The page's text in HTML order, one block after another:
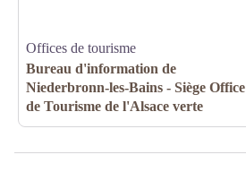
Offices de tourisme
Bureau d'information de
Niederbronn-les-Bains - Siège Office
de Tourisme de l'Alsace verte